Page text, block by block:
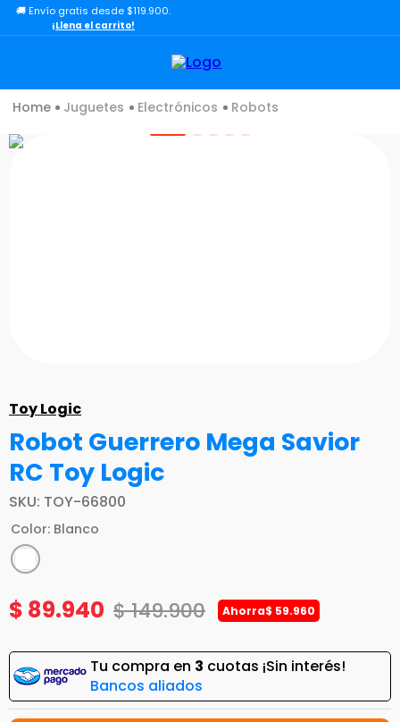
🚚 Envío gratis desde $119.900.
¡Llena el carrito!
Juguetes Electrónicos Robots
Toy Logic
Robot Guerrero Mega Savior
RC Toy Logic
SKU: TOY-66800
Color: Blanco
$ 89.940 $149.900 Ahorra$ 59.960
Tu compra en 3 cuotas ¡Sin interés!
Bancos aliados
TÉRMINOS MÁS BUSCADOS
3.
carro
4